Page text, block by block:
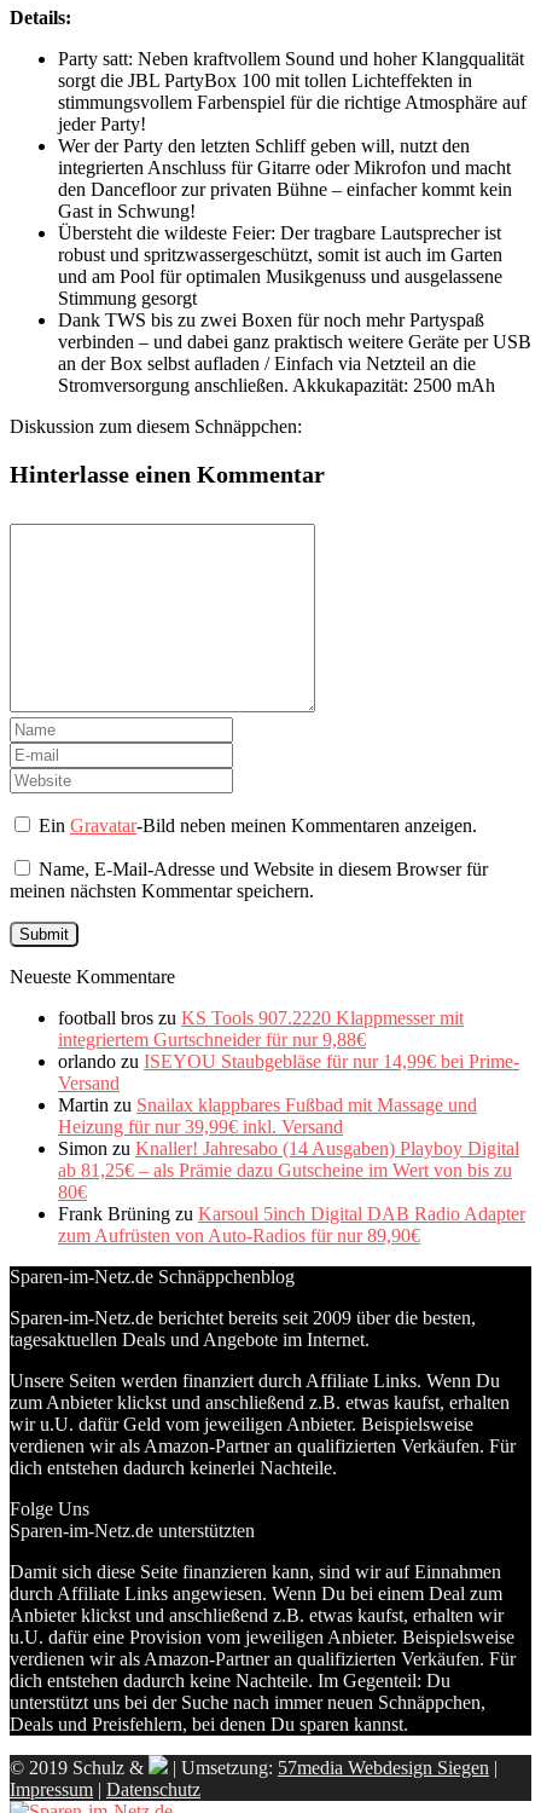
Details:
Party satt: Neben kraftvollem Sound und hoher Klangqualität
sorgt die JBL PartyBox 100 mit tollen Lichteffekten in
stimmungsvollem Farbenspiel für die richtige Atmosphäre auf
jeder Party!
Wer der Party den letzten Schliff geben will, nutzt den
integrierten Anschluss für Gitarre oder Mikrofon und macht
den Dancefloor zur privaten Bühne – einfacher kommt kein
Gast in Schwung!
Übersteht die wildeste Feier: Der tragbare Lautsprecher ist
robust und spritzwassergeschützt, somit ist auch im Garten
und am Pool für optimalen Musikgenuss und ausgelassene
Stimmung gesorgt
Dank TWS bis zu zwei Boxen für noch mehr Partyspaß
verbinden – und dabei ganz praktisch weitere Geräte per USB
an der Box selbst aufladen / Einfach via Netzteil an die
Stromversorgung anschließen. Akkukapazität: 2500 mAh
Diskussion zum diesem Schnäppchen:
Hinterlasse einen Kommentar
EinGravatar-Bild neben meinen Kommentaren anzeigen.
Name, E-Mail-Adresse und Website in diesem Browser für
meinen nächsten Kommentar speichern.
Neueste Kommentare
football bros zu KS Tools 907.2220 Klappmesser mit
integriertem Gurtschneider für nur 9,88€
orlando zu ISEYOU Staubgebläse für nur 14,99€ bei Prime-
Versand
Martin zu Snailax klappbares Fußbad mit Massage und
Heizung für nur 39,99€ inkl. Versand
Simon zu Knaller! Jahresabo (14 Ausgaben) Playboy Digital
ab 81,25€ – als Prämie dazu Gutscheine im Wert von bis zu
80€
Frank Brüning zu Karsoul 5inch Digital DAB Radio Adapter
zum Aufrüsten von Auto-Radios für nur 89,90€
Sparen-im-Netz.de Schnäppchenblog
Sparen-im-Netz.de berichtet bereits seit 2009 über die besten,
tagesaktuellen Deals und Angebote im Internet.
Unsere Seiten werden finanziert durch Affiliate Links. Wenn Du
zum Anbieter klickst und anschließend z.B. etwas kaufst, erhalten
wir u.U. dafür Geld vom jeweiligen Anbieter. Beispielsweise
verdienen wir als Amazon-Partner an qualifizierten Verkäufen. Für
dich entstehen dadurch keinerlei Nachteile.
Folge Uns
Sparen-im-Netz.de unterstützten
Damit sich diese Seite finanzieren kann, sind wir auf Einnahmen
durch Affiliate Links angewiesen. Wenn Du bei einem Deal zum
Anbieter klickst und anschließend z.B. etwas kaufst, erhalten wir
u.U. dafür eine Provision vom jeweiligen Anbieter. Beispielsweise
verdienen wir als Amazon-Partner an qualifizierten Verkäufen. Für
dich entstehen dadurch keine Nachteile. Im Gegenteil: Du
unterstützt uns bei der Suche nach immer neuen Schnäppchen,
Deals und Preisfehlern, bei denen Du sparen kannst.
© 2019 Schulz & | Umsetzung: 57media Webdesign Siegen |
Impressum | Datenschutz